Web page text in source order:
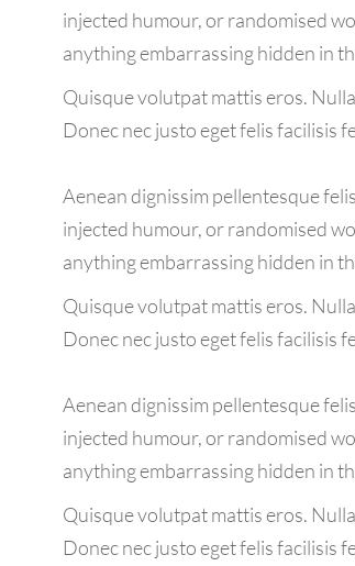
injected humour, or randomised
anything embarrassing hidden in
Quisque volutpat mattis eros.
Donec nec justo eget felis facilisis
Aenean dignissim pellentesque
injected humour, or randomised
anything embarrassing hidden in
Quisque volutpat mattis eros.
Donec nec justo eget felis facilisis
Aenean dignissim pellentesque
injected humour, or randomised
anything embarrassing hidden in
Quisque volutpat mattis eros.
Donec nec justo eget felis facilisis